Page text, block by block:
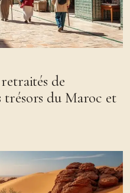
de
trésors du Maroc et